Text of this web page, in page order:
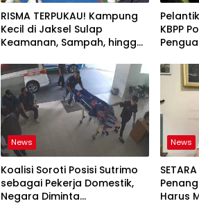
RISMA TERPUKAU! Kampung
Kecil di Jaksel Sulap
Keamanan, Sampah, hingga
Sistem
KBPP
News
Koalisi Soroti Posisi Sutrimo
sebagai Pekerja Domestik,
Negara Diminta
News
Harus